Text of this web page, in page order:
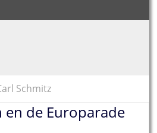
Schmitz
en de Europarade